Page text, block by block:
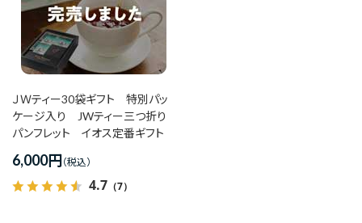
ＪＷティー30袋ギフト 特別パッ
ケージ入り JWティー三つ折り
パンフレット イオス定番ギフト
6,000円
4.7 （7）